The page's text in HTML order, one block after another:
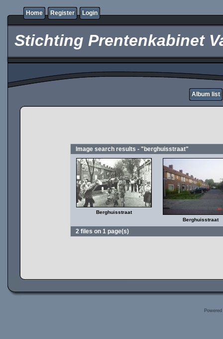
Home Register Login
Stichting Prentenkabinet
Album list
Image search results - "berghuisstraat"
Berghuisstraat
Berghuisstraat
2 files on 1 page(s)